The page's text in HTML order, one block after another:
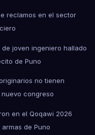
reclamos en el sector
joven ingeniero hallado
de Puno
no tienen
congreso
en el Qoqawi 2026
de Puno